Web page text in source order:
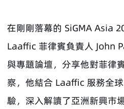
在剛剛落幕的 SiGMA Asia
Laaffic 菲律賓負責人 John
與專題論壇，分享他對菲律
察，他結合 Laaffic 服務全
驗，深入解讀了亞洲新興市